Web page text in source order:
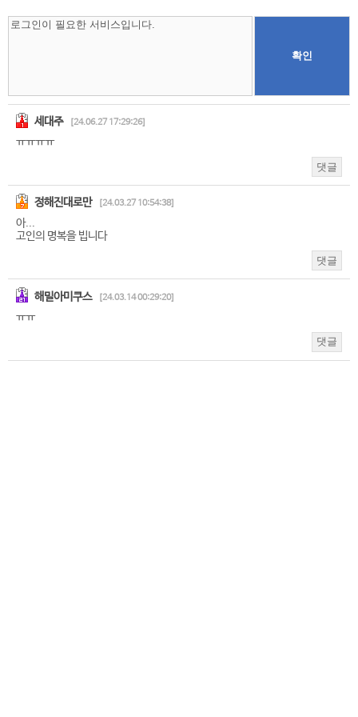
확인
세대주 [24.06.27 17:29:26]
ㅠㅠㅠㅠ
댓글
정해진대로만 [24.03.27 10:54:38]
아...
고인의 명복을 빕니다
댓글
해밀아미쿠스 [24.03.14 00:29:20]
ㅠㅠ
댓글